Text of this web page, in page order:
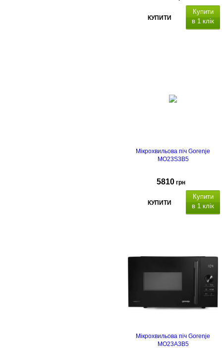
КУПИТИ
Купити
в 1 клік
Мікрохвильова піч Gorenje
MO23S3B5
5810 грн
КУПИТИ
Купити
в 1 клік
Мікрохвильова піч Gorenje
MO23A3B5